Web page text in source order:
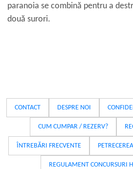
paranoia se combină pentru a
două surori.
CONTACT DESPRE NOI
CUM CUMPAR / REZERV?
ÎNTREBĂRI FRECVENTE
REGULAMENT CONCURSURI